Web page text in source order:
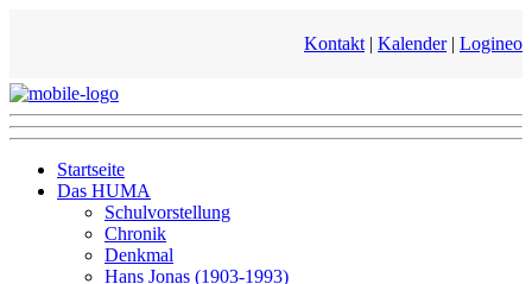
Kontakt | Kalender| Logineo
Startseite
Das HUMA
Schulvorstellung
Chronik
Denkmal
Hans Jonas (1903-1993)